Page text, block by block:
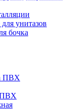
унитазов
бочка
ПВХ
ПВХ